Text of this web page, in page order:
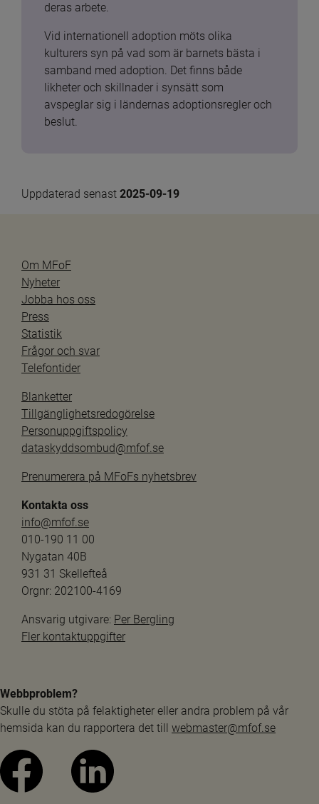
deras arbete.
Vid internationell adoption möts olika
kulturers syn på vad som är barnets bästa i
samband med adoption. Det finns både
likheter och skillnader i synsätt som
avspeglar sig i ländernas adoptionsregler och
beslut.
Uppdaterad senast 2025-09-19
Om MFoF
Nyheter
Jobba hos oss
Press
Statistik
Frågor och svar
Telefontider
Blanketter
Tillgänglighetsredogörelse
Personuppgiftspolicy
dataskyddsombud@mfof.se
Prenumerera på MFoFs nyhetsbrev
Kontakta oss
info@mfof.se
010-190 11 00
Nygatan 40B
931 31 Skellefteå
Orgnr: 202100-4169
Ansvarig utgivare: Per Bergling
Fler kontaktuppgifter
Webbproblem?
Skulle du stöta på felaktigheter eller andra problem på vår
hemsida kan du rapportera det till webmaster@mfof.se